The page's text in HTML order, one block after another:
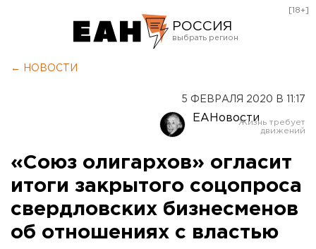
РОССИЯ
Оренбург
[18+]
← НОВОСТИ
5 ФЕВРАЛЯ 2020 В 11:17
ЕАНовости
«Союз олигархов» огласит
итоги закрытого соцопроса
свердловских бизнесменов
об отношениях с властью